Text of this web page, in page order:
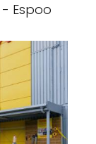
- Espoo